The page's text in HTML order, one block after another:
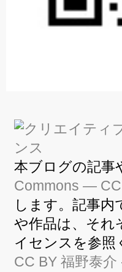
本ブログの記事
Commons —
します。記事内
や作品は、それ
イセンスを参照
CC BY 福野泰介